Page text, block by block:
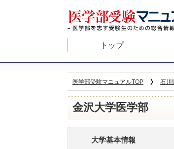
トップ
医学部受験マニュアルTOP 石川
金沢大学医学部
大学基本情報